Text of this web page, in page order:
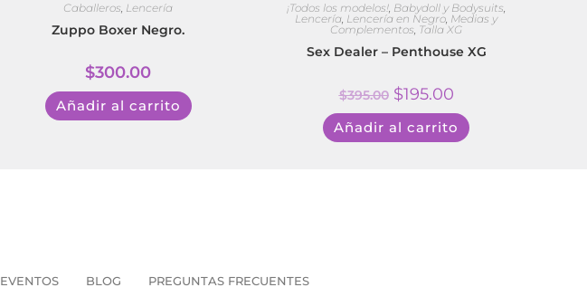
Caballeros, Lencería
Zuppo Boxer Negro.
$300.00
Añadir al carrito
¡Todos los modelos!, Babydoll y Bodysuits,
Lencería, Lencería en Negro, Medias y
Complementos, Talla XG
Sex Dealer – Penthouse XG
$395.00 $195.00
Añadir al carrito
EVENTOS BLOG PREGUNTAS FRECUENTES